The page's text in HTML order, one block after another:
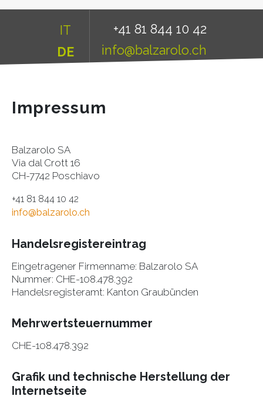
IT
DE
+41 81 844 10 42
info@balzarolo.ch
Impressum
Balzarolo SA
Via dal Crott 16
CH-7742 Poschiavo
+41 81 844 10 42
info@balzarolo.ch
Handelsregistereintrag
Eingetragener Firmenname: Balzarolo SA
Nummer: CHE-108.478.392
Handelsregisteramt: Kanton Graubünden
Mehrwertsteuernummer
CHE-108.478.392
Grafik und technische Herstellung der
Internetseite